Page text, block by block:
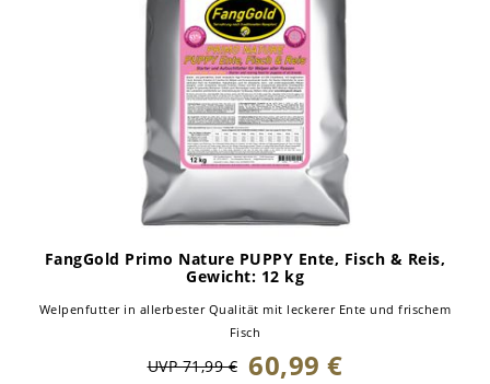
FangGold Primo Nature PUPPY Ente, Fisch & Reis,
Gewicht: 12 kg
Welpenfutter in allerbester Qualität mit leckerer Ente und frischem
Fisch
UVP 71,99 € 60,99 €